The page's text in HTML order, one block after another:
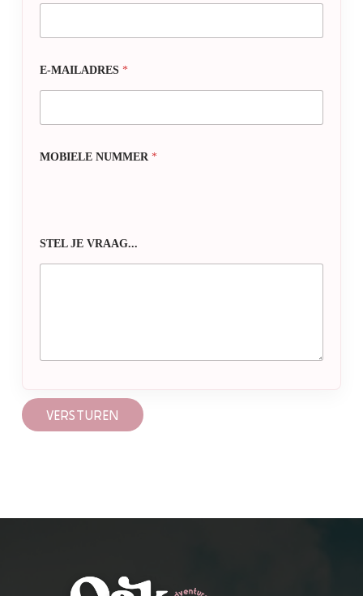
E-MAILADRES*
MOBIELE NUMMER*
STEL JE VRAAG...
VERSTUREN